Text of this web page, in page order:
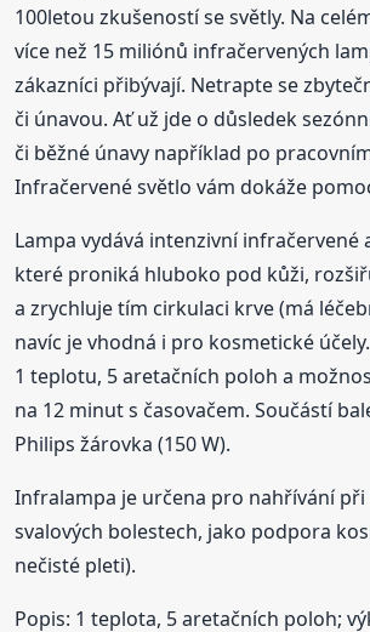
100letou zkušeností se světly. Na
více než 15 miliónů infračervených
zákazníci přibývají. Netrapte se
či únavou. Ať už jde o důsledek
či běžné únavy například po
Infračervené světlo vám dokáže
Lampa vydává intenzivní infračervené
které proniká hluboko pod kůži,
a zrychluje tím cirkulaci krve (má
navíc je vhodná i pro kosmetické
1 teplotu, 5 aretačních poloh a
na 12 minut s časovačem. Součástí
Philips žárovka (150 W).
Infralampa je určena pro nahřívání při
svalových bolestech, jako podpora
nečisté pleti).
Popis: 1 teplota, 5 aretačních poloh;